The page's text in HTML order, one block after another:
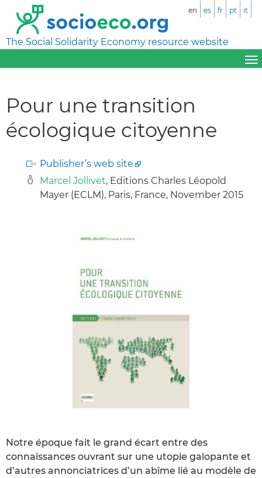
The Social Solidarity Economy resource website
en es fr pt it
Pour une transition
écologique citoyenne
Publisher’s web site
Marcel Jollivet, Editions Charles Léopold
Mayer (ECLM), Paris, France, November 2015
Notre époque fait le grand écart entre des
connaissances ouvrant sur une utopie galopante et
d’autres annonciatrices d’un abîme lié au modèle de